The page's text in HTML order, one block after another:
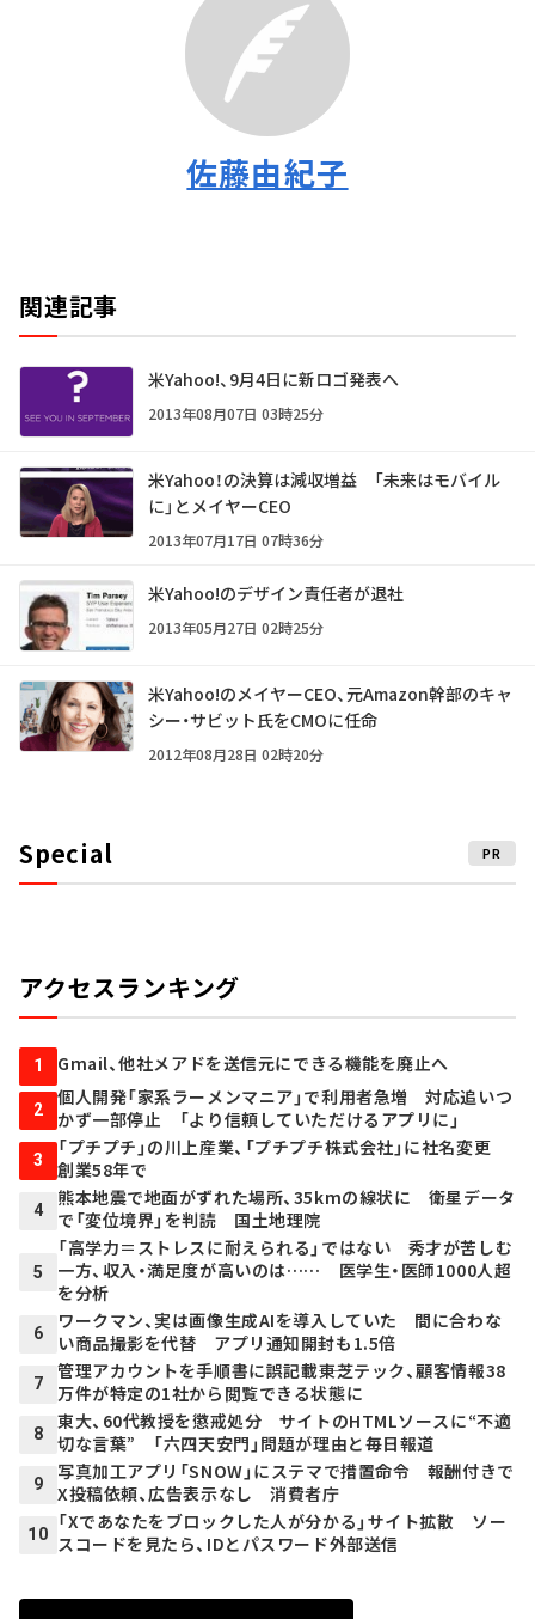
佐藤由紀子
関連記事
米Yahoo!、9月4日に新ロゴ発表へ
2013年08月07日 03時25分
米Yahoo！の決算は減収増益 「未来はモバイル
に」とメイヤーCEO
2013年07月17日 07時36分
米Yahoo!のデザイン責任者が退社
2013年05月27日 02時25分
米Yahoo!のメイヤーCEO、元Amazon幹部のキャ
シー・サビット氏をCMOに任命
2012年08月28日 02時20分
Special PR
アクセスランキング
1 Gmail、他社メアドを送信元にできる機能を廃止へ
2
個人開発「家系ラーメンマニア」で利用者急増 対応追いつ
かず一部停止 「より信頼していただけるアプリに」
3
「プチプチ」の川上産業、「プチプチ株式会社」に社名変更
創業58年で
4
熊本地震で地面がずれた場所、35kmの線状に 衛星データ
で「変位境界」を判読 国土地理院
5
「高学力＝ストレスに耐えられる」ではない 秀才が苦しむ
一方、収入・満足度が高いのは…… 医学生・医師1000人超
を分析
6
ワークマン、実は画像生成AIを導入していた 間に合わな
い商品撮影を代替 アプリ通知開封も1.5倍
7
管理アカウントを手順書に誤記載――東芝テック、顧客情報38
万件が特定の1社から閲覧できる状態に
8
東大、60代教授を懲戒処分 サイトのHTMLソースに“不適
切な言葉” 「六四天安門」問題が理由と毎日報道
9
写真加工アプリ「SNOW」にステマで措置命令 報酬付きで
X投稿依頼、広告表示なし 消費者庁
10
「Xであなたをブロックした人が分かる」サイト拡散 ソー
スコードを見たら、IDとパスワード外部送信